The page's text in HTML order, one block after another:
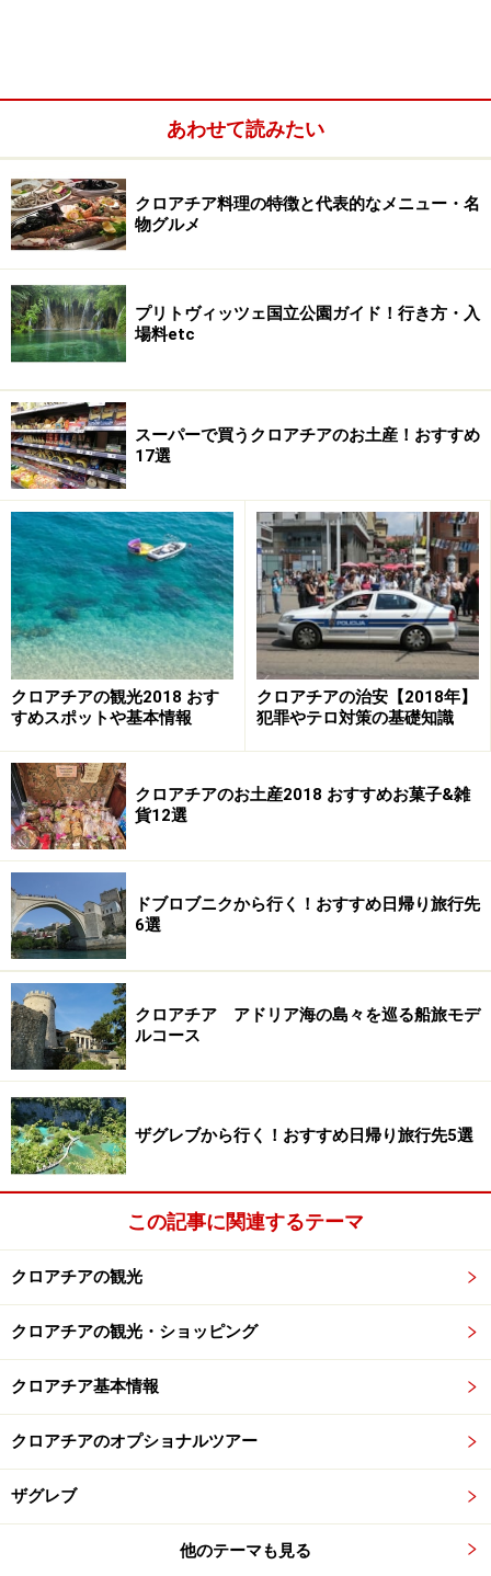
5月～10月の日曜日はお見逃しなく！ チリ
ピ村
ドブロブニク空港のすぐ近くにある小さな村。毎年5～
10月頃まで、毎週日曜日に村の教会前の広場でフォーク
ロアダンス（伝統的なダンス）が催され、華やかな伝統
衣装に身を包んだ人々が、音楽に合わせて楽しそうに踊
る様子を楽しめます。伝統的な刺繍やジャム、ラベンダ
ーのポプリなど地元の人々の手作りのお土産を売る屋台
も並び、 楽しく和やかな雰囲気が村を包みます。この時
してみてはいかがでしょうか。
異国情緒漂うエキゾチックな町 モスタル
町の中心に架かる石橋、スターリ・モスト
ドブロブニクからの日帰り旅行先として人気の町、ボス
ニア・ヘルツェゴヴィナのモスタル。世界遺産にも登録
されているモスタル旧市街には、クロアチアとはまた異
なるエキゾチックで美しい景色が広がります。どこか中
東的な薫り漂うエキゾチックな雰囲気に包まれた町を歩
いていると、ヨーロッパにいることを忘れそうになりま
す。ドブロブニクからモスタルへの日帰りツアーはたく
さん催行されているため、そのようなツアーに参加する
のがおすすめです。
※記事内容は執筆時点のものです。最新の内容をご確認くださ
ホームページ」を確認するなど、安全確保に十分注意を払ってく
あわせて読みたい
クロアチア料理の特徴と代表的なメニュー・名
物グルメ
プリトヴィッツェ国立公園ガイド！行き方・入
場料etc
スーパーで買うクロアチアのお土産！おすすめ
17選
クロアチアの観光2018 おす
すめスポットや基本情報
クロアチアの治安【2018年】
犯罪やテロ対策の基礎知識
クロアチアのお土産2018 おすすめお菓子&雑
貨12選
ドブロブニクから行く！おすすめ日帰り旅行先
6選
クロアチア アドリア海の島々を巡る船旅モデ
ルコース
ザグレブから行く！おすすめ日帰り旅行先5選
この記事に関連するテーマ
クロアチアの観光
クロアチアの観光・ショッピング
クロアチア基本情報
クロアチアのオプショナルツアー
ザグレブ
他のテーマも見る